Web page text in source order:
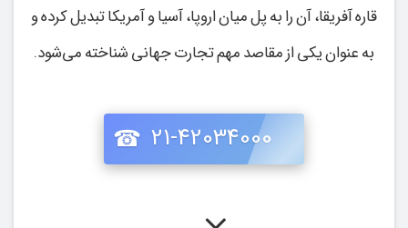
قاره آفریقا، آن را به پل میان اروپا، آسیا و آمریکا تبدیل کرده و
به‌ عنوان یکی از مقاصد مهم تجارت جهانی شناخته می‌شود.
21-42034000